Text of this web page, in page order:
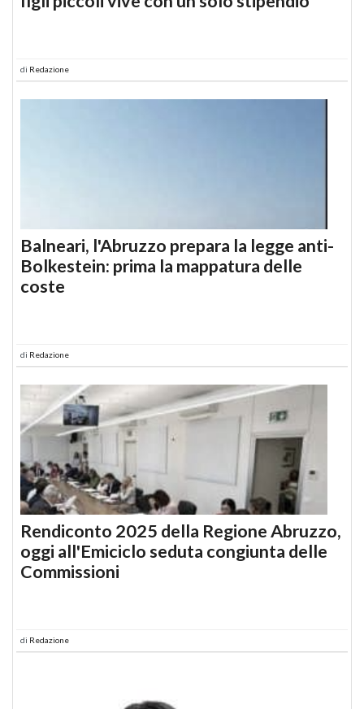
di Redazione
Balneari, l'Abruzzo prepara la legge anti-
Bolkestein: prima la mappatura delle
coste
di Redazione
Rendiconto 2025 della Regione Abruzzo,
oggi all'Emiciclo seduta congiunta delle
Commissioni
di Redazione